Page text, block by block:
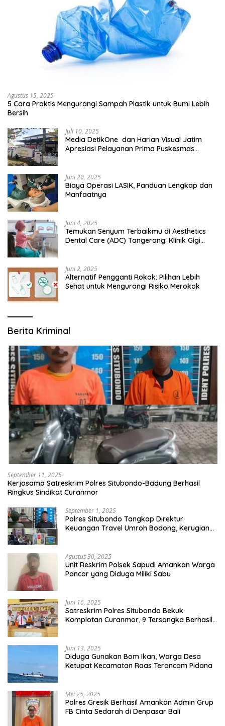
Agustus 15, 2025
5 Cara Praktis Mengurangi Sampah Plastik untuk Bumi Lebih
Bersih
Juli 10, 2025
Media DetikOne dan Harian Visual Jatim
Apresiasi Pelayanan Prima Puskesmas
Juni 20, 2025
Biaya Operasi LASIK, Panduan Lengkap dan
Manfaatnya
Juni 4, 2025
Temukan Senyum Terbaikmu di Aesthetics
Dental Care (ADC) Tangerang: Klinik Gigi
Juni 2, 2025
Alternatif Pengganti Rokok: Pilihan Lebih
Sehat untuk Mengurangi Risiko Merokok
Berita Kriminal
September 11, 2025
Kerjasama Satreskrim Polres Situbondo-Badung Berhasil
Ringkus Sindikat Curanmor
September 1, 2025
Polres Situbondo Tangkap Direktur
Keuangan Travel Umroh Bodong, Kerugian
Agustus 30, 2025
Unit Reskrim Polsek Sapudi Amankan Warga
Pancor yang Diduga Miliki Sabu
Juni 16, 2025
Satreskrim Polres Situbondo Bekuk
Komplotan Curanmor, 9 Tersangka Berhasil
Juni 13, 2025
Diduga Gunakan Bom Ikan, Warga Desa
Ketupat Kecamatan Raas Terancam Pidana
Mei 25, 2025
Polres Gresik Berhasil Amankan Admin Grup
FB Cinta Sedarah di Denpasar Bali